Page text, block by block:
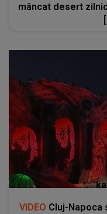
mâncat desert
VIDEO Cluj-